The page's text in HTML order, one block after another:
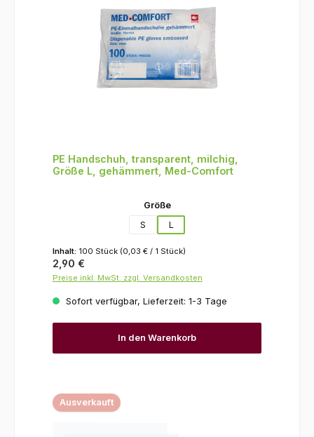
PE Handschuh, transparent, milchig,
Größe L, gehämmert, Med-Comfort
Größeauswählen
S
L
Inhalt: 100 Stück (0,03 € / 1 Stück)
Regulärer Preis:
2,90 €
Preise inkl. MwSt. zzgl. Versandkosten
Sofort verfügbar, Lieferzeit: 1-3 Tage
In den Warenkorb
Ausverkauft